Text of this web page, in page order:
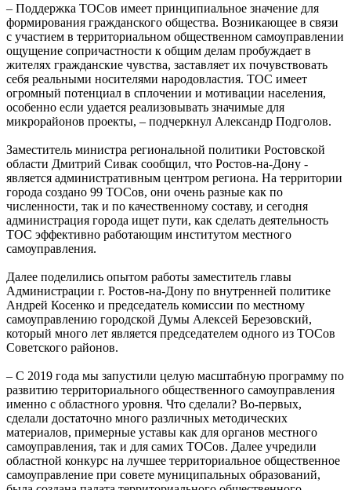
– Поддержка ТОСов имеет принципиальное значение для
формирования гражданского общества. Возникающее в связи
с участием в территориальном общественном самоуправлении
ощущение сопричастности к общим делам пробуждает в
жителях гражданские чувства, заставляет их почувствовать
себя реальными носителями народовластия. ТОС имеет
огромный потенциал в сплочении и мотивации населения,
особенно если удается реализовывать значимые для
микрорайонов проекты, – подчеркнул Александр Подголов.
Заместитель министра региональной политики Ростовской
области Дмитрий Сивак сообщил, что Ростов-на-Дону -
является административным центром региона. На территории
города создано 99 ТОСов, они очень разные как по
численности, так и по качественному составу, и сегодня
администрация города ищет пути, как сделать деятельность
ТОС эффективно работающим институтом местного
самоуправления.
Далее поделились опытом работы заместитель главы
Администрации г. Ростов-на-Дону по внутренней политике
Андрей Косенко и председатель комиссии по местному
самоуправлению городской Думы Алексей Березовский,
который много лет является председателем одного из ТОСов
Советского районов.
– С 2019 года мы запустили целую масштабную программу по
развитию территориального общественного самоуправления
именно с областного уровня. Что сделали? Во-первых,
сделали достаточно много различных методических
материалов, примерные уставы как для органов местного
самоуправления, так и для самих ТОСов. Далее учредили
областной конкурс на лучшее территориальное общественное
самоуправление при совете муниципальных образований,